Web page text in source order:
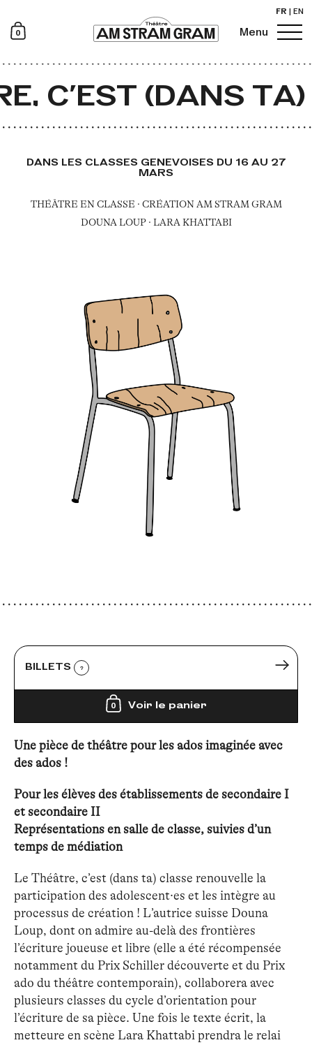
0 Newsletter Menu
FR EN
C’EST (DANS TA)
DANS LES CLASSES GENEVOISES DU 16 AU 27
MARS
THÉÂTRE EN CLASSE · CRÉATION AM STRAM GRAM
DOUNA LOUP · LARA KHATTABI
BILLETS ?
0 Voir le panier
Une pièce de théâtre pour les ados imaginée avec
des ados !
Pour les élèves des établissements de secondaire I
et secondaire II
Représentations en salle de classe, suivies d’un
temps de médiation
Le Théâtre, c’est (dans ta) classe renouvelle la
participation des adolescent·es et les intègre au
processus de création ! L’autrice suisse Douna
Loup, dont on admire au-delà des frontières
l’écriture joueuse et libre (elle a été récompensée
notamment du Prix Schiller découverte et du Prix
ado du théâtre contemporain), collaborera avec
plusieurs classes du cycle d’orientation pour
l’écriture de sa pièce. Une fois le texte écrit, la
metteure en scène Lara Khattabi prendra le relai